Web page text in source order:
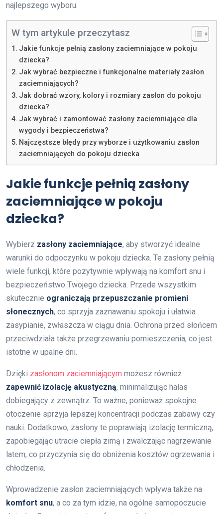
najlepszego wyboru.
W tym artykule przeczytasz
Jakie funkcje pełnią zasłony zaciemniające w pokoju
dziecka?
Jak wybrać bezpieczne i funkcjonalne materiały zasłon
zaciemniających?
Jak dobrać wzory, kolory i rozmiary zasłon do pokoju
dziecka?
Jak wybrać i zamontować zasłony zaciemniające dla
wygody i bezpieczeństwa?
Najczęstsze błędy przy wyborze i użytkowaniu zasłon
zaciemniających do pokoju dziecka
Jakie funkcje pełnią zasłony
zaciemniające w pokoju
dziecka?
Wybierz zasłony zaciemniające, aby stworzyć idealne
warunki do odpoczynku w pokoju dziecka. Te zasłony pełnią
wiele funkcji, które pozytywnie wpływają na komfort snu i
bezpieczeństwo Twojego dziecka. Przede wszystkim
skutecznie ograniczają przepuszczanie promieni
słonecznych, co sprzyja zaznawaniu spokoju i ułatwia
zasypianie, zwłaszcza w ciągu dnia. Ochrona przed słońcem
przeciwdziała także przegrzewaniu pomieszczenia, co jest
istotne w upalne dni.
Dzięki zasłonom zaciemniającym możesz również
zapewnić izolację akustyczną, minimalizując hałas
dobiegający z zewnątrz. To ważne, ponieważ spokojne
otoczenie sprzyja lepszej koncentracji podczas zabawy czy
nauki. Dodatkowo, zasłony te poprawiają izolację termiczną,
zapobiegając utracie ciepła zimą i zwalczając nagrzewanie
latem, co przyczynia się do obniżenia kosztów ogrzewania i
chłodzenia.
Wprowadzenie zasłon zaciemniających wpływa także na
komfort snu, a co za tym idzie, na ogólne samopoczucie